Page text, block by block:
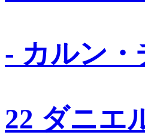
- カルン
22 ダニエ